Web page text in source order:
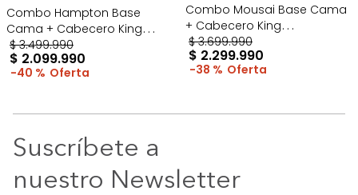
Combo Hampton Base
Cama + Cabecero King
Taupe/Madera
$ 3.499.990
$ 2.099.990
40 %
Combo Mousai Base Cama
+ Cabecero King
Taupe/Madera
$ 3.699.990
$ 2.299.990
38 %
Suscríbete a
nuestro Newsletter